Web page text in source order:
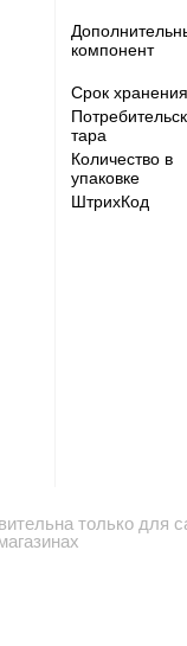
компонент
Срок хранения
тара
Количество в
упаковке
ШтрихКод
только для